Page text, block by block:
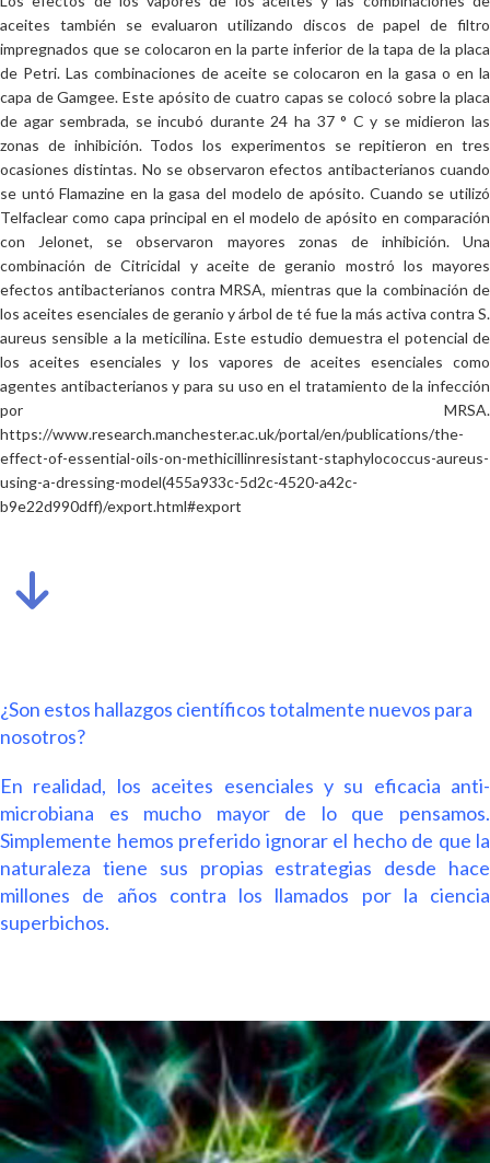
aceites también se evaluaron utilizando discos de papel de filtro
impregnados que se colocaron en la parte inferior de la tapa de la placa
de Petri. Las combinaciones de aceite se colocaron en la gasa o en la
capa de Gamgee. Este apósito de cuatro capas se colocó sobre la placa
de agar sembrada, se incubó durante 24 ha 37 ° C y se midieron las
zonas de inhibición. Todos los experimentos se repitieron en tres
ocasiones distintas. No se observaron efectos antibacterianos cuando
se untó Flamazine en la gasa del modelo de apósito. Cuando se utilizó
Telfaclear como capa principal en el modelo de apósito en comparación
con Jelonet, se observaron mayores zonas de inhibición. Una
combinación de Citricidal y aceite de geranio mostró los mayores
efectos antibacterianos contra MRSA, mientras que la combinación de
los aceites esenciales de geranio y árbol de té fue la más activa contra S.
aureus sensible a la meticilina. Este estudio demuestra el potencial de
los aceites esenciales y los vapores de aceites esenciales como
agentes antibacterianos y para su uso en el tratamiento de la infección
por MRSA.
https://www.research.manchester.ac.uk/portal/en/publications/the-
effect-of-essential-oils-on-methicillinresistant-staphylococcus-aureus-
using-a-dressing-model(455a933c-5d2c-4520-a42c-
b9e22d990dff)/export.html#export
¿Son estos hallazgos científicos totalmente nuevos para
nosotros?
En realidad, los aceites esenciales y su eficacia anti-
microbiana es mucho mayor de lo que pensamos.
Simplemente hemos preferido ignorar el hecho de que la
naturaleza tiene sus propias estrategias desde hace
millones de años contra los llamados por la ciencia
superbichos.